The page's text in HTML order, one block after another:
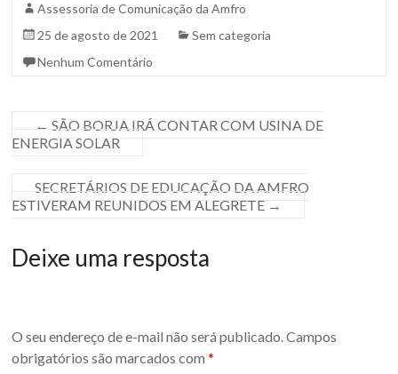
Assessoria de Comunicação da Amfro
25 de agosto de 2021
Sem categoria
Nenhum Comentário
← SÃO BORJA IRÁ CONTAR COM USINA DE
ENERGIA SOLAR
SECRETÁRIOS DE EDUCAÇÃO DA AMFRO
ESTIVERAM REUNIDOS EM ALEGRETE →
Deixe uma resposta
O seu endereço de e-mail não será publicado. Campos
obrigatórios são marcados com*